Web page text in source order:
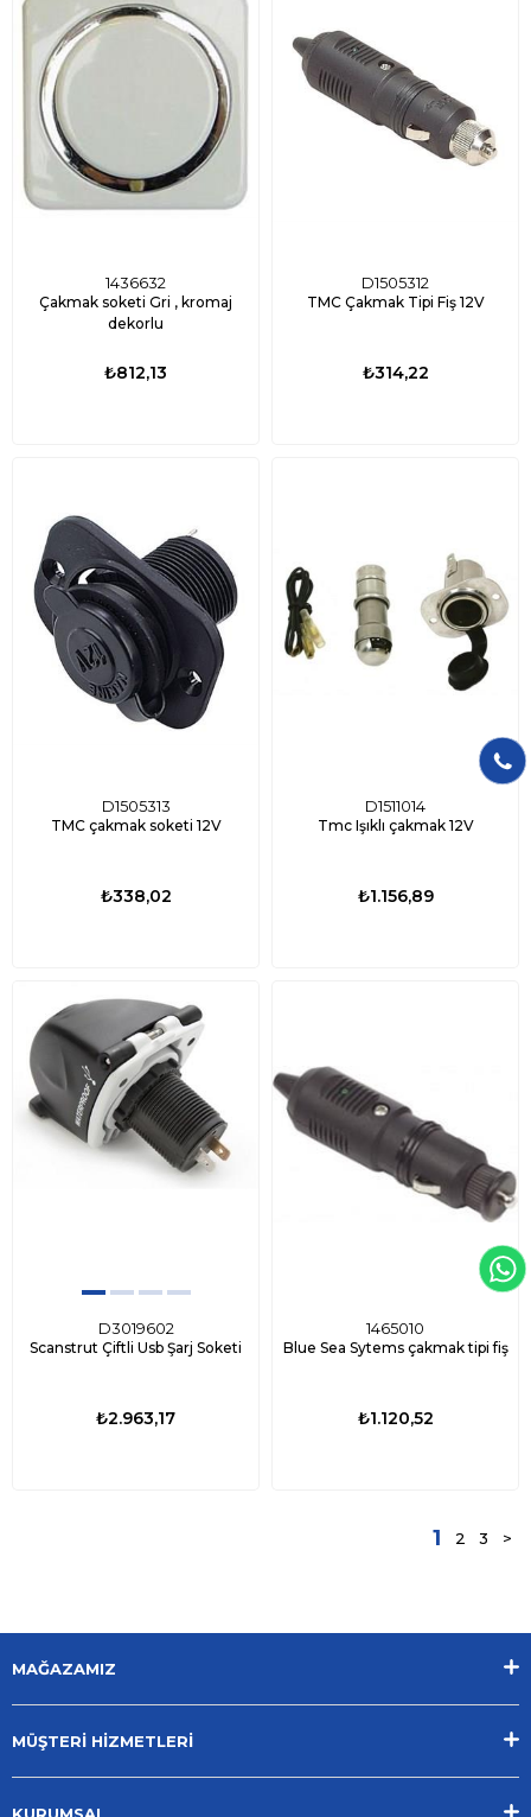
1436632
Çakmak soketi Gri , kromaj
dekorlu
₺812,13
D1505312
TMC Çakmak Tipi Fiş 12V
₺314,22
D1505313
TMC çakmak soketi 12V
₺338,02
D1511014
Tmc Işıklı çakmak 12V
₺1.156,89
D3019602
Scanstrut Çiftli Usb Şarj Soketi
₺2.963,17
1465010
Blue Sea Sytems çakmak tipi fiş
₺1.120,52
1 2 3 >
MAĞAZAMIZ
MÜŞTERİ HİZMETLERİ